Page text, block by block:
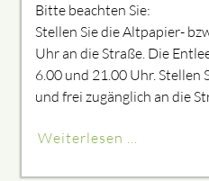
Bitte beachten Sie:
Stellen Sie die Altpapier-
Uhr an die Straße. Die
6.00 und 21.00 Uhr. Stellen
und frei zugänglich an die
Weiterlesen …